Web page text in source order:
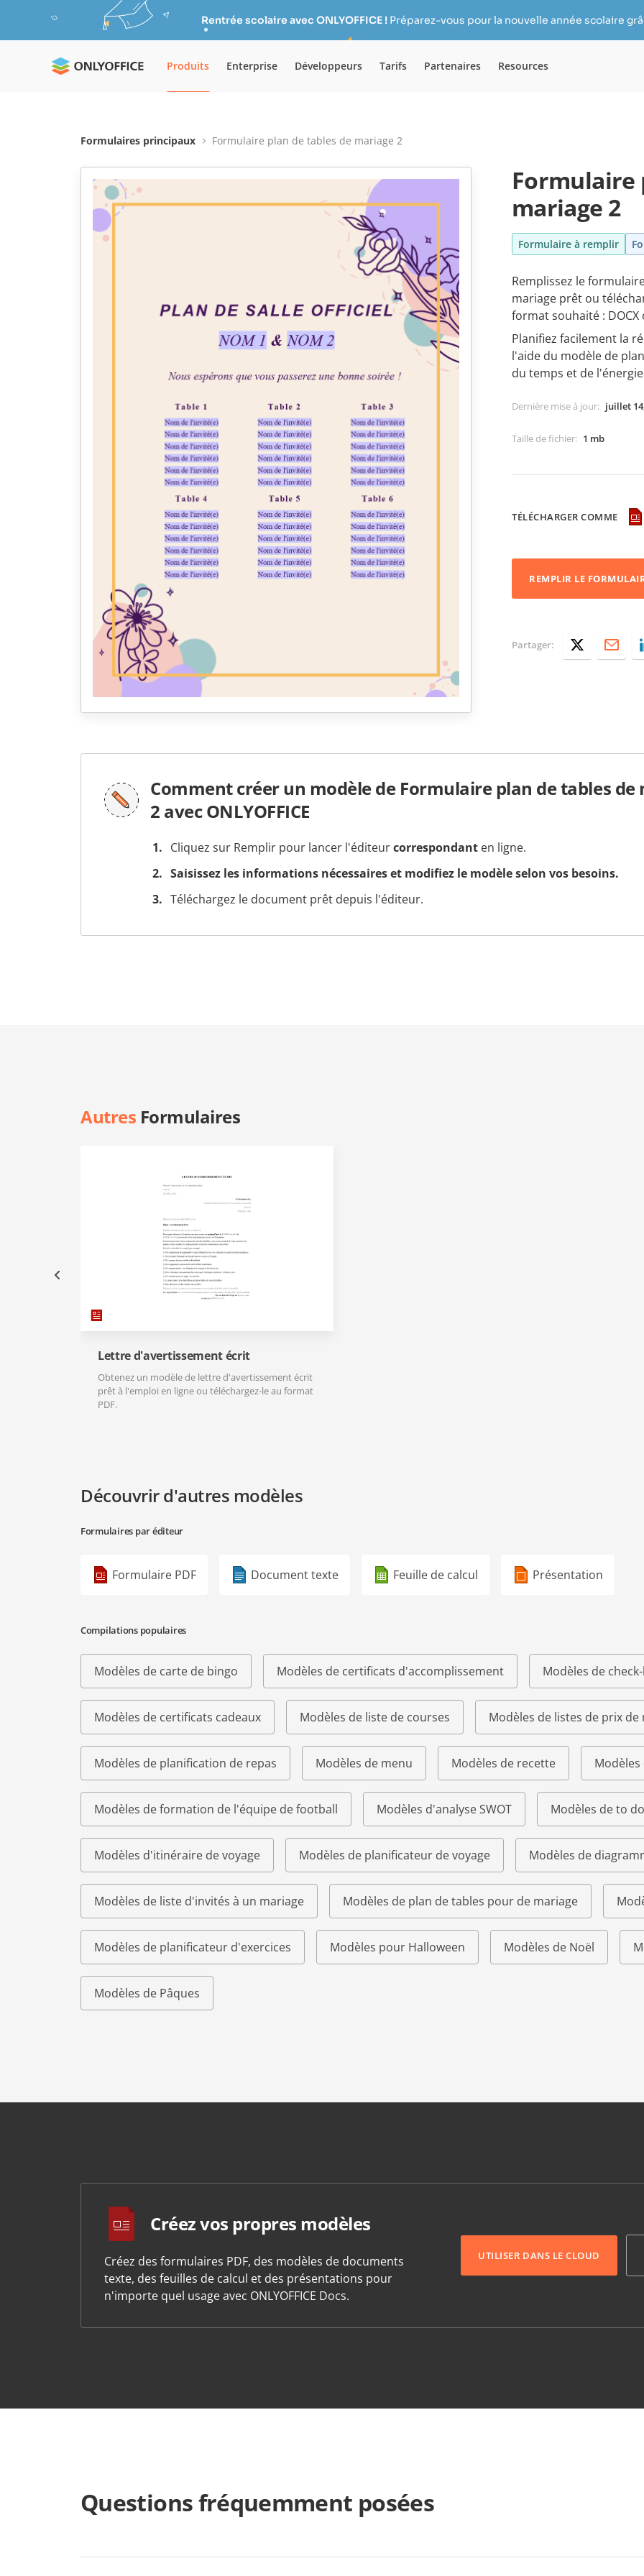
Rentrée scolaire avec ONLYOFFICE !Préparez-vous pour la nouvelle année scolaire
Produits Enterprise Développeurs Tarifs Partenaires Resources
Formulaires principaux Formulaire plan de tables de mariage 2
Formulaire
mariage 2
Formulaire à remplir
Remplissez le
mariage prêt ou
format souhaité : DOCX
Planifiez facilement la
l'aide du modèle de
du temps et de
Dernière mise à jour: juillet
Taille de fichier: 1 mb
TÉLÉCHARGER COMME
REMPLIR LE
Partager:
Comment créer un modèle de Formulaire plan de tables de
2 avec ONLYOFFICE
Cliquez sur Remplir pour lancer l'éditeurcorrespondant en ligne.
Saisissez les informations nécessaires et modifiez le modèle selon vos besoins.
Téléchargez le document prêt depuis l'éditeur.
Autres Formulaires
Lettre d'avertissement écrit
Obtenez un modèle de lettre d'avertissement écrit
prêt à l'emploi en ligne ou téléchargez-le au format
PDF.
Découvrir d'autres modèles
Formulaires par éditeur
Formulaire PDF Document texte Feuille de calcul Présentation
Compilations populaires
Modèles de carte de bingo Modèles de certificats d'accomplissement Modèles de
Modèles de certificats cadeaux Modèles de liste de courses Modèles de listes de prix de
Modèles de planification de repas Modèles de menu Modèles de recette Modèles
Modèles de formation de l'équipe de football Modèles d'analyse SWOT Modèles de to
Modèles d'itinéraire de voyage Modèles de planificateur de voyage Modèles de
Modèles de liste d'invités à un mariage Modèles de plan de tables pour de mariage
Modèles de planificateur d'exercices Modèles pour Halloween Modèles de Noël
Modèles de Pâques
Créez vos propres modèles
Créez des formulaires PDF, des modèles de documents
texte, des feuilles de calcul et des présentations pour
n'importe quel usage avec ONLYOFFICE Docs.
UTILISER DANS LE CLOUD
Questions fréquemment posées